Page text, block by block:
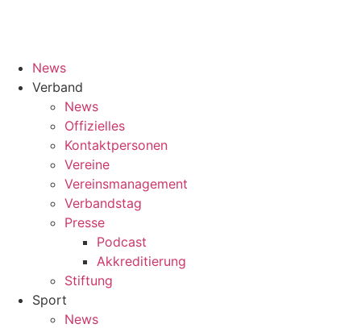
News
Verband
News
Offizielles
Kontaktpersonen
Vereine
Vereinsmanagement
Verbandstag
Presse
Podcast
Akkreditierung
Stiftung
Sport
News